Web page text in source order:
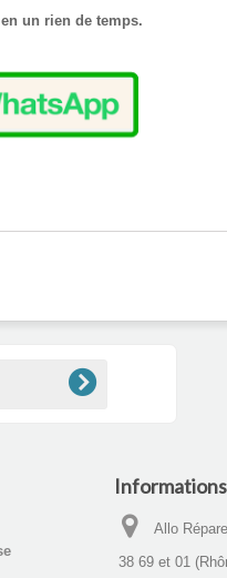
un rien de temps.
Allo
38 69 et 01